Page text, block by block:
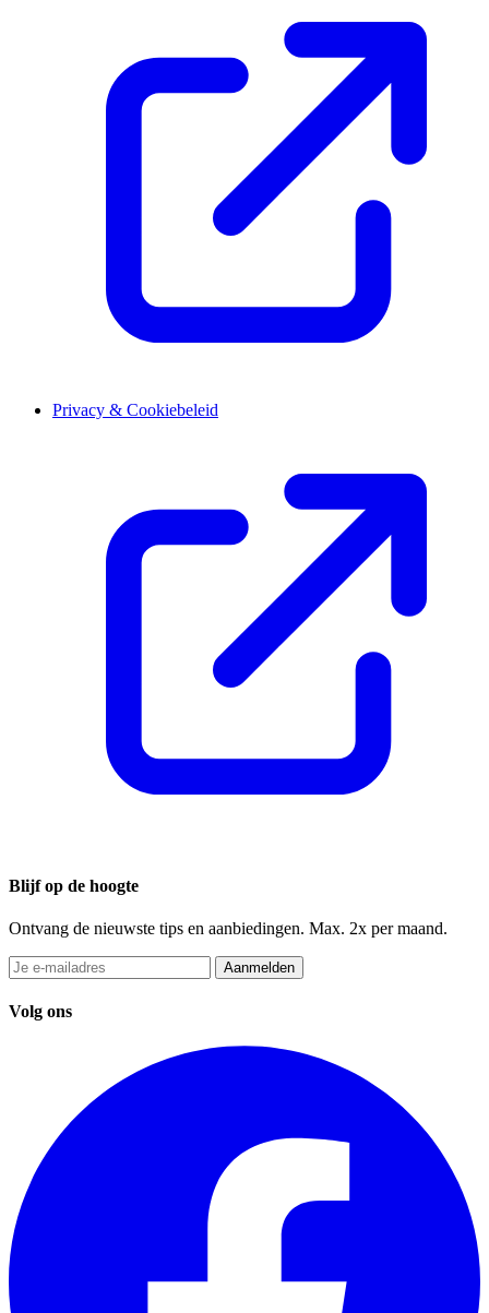
Privacy & Cookiebeleid
Blijf op de hoogte
Ontvang de nieuwste tips en aanbiedingen. Max. 2x per maand.
Aanmelden
Volg ons